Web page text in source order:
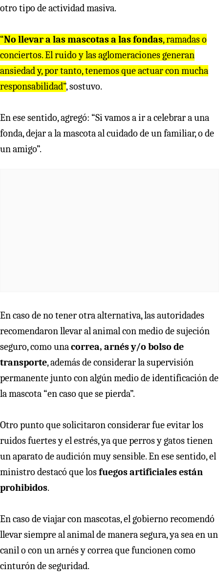
otro tipo de actividad masiva.
“No llevar a las mascotas a las fondas, ramadas o
conciertos. El ruido y las aglomeraciones generan
ansiedad y, por tanto, tenemos que actuar con mucha
responsabilidad”, sostuvo.
En ese sentido, agregó: “Si vamos a ir a celebrar a una
fonda, dejar a la mascota al cuidado de un familiar, o de
un amigo”.
En caso de no tener otra alternativa, las autoridades
recomendaron llevar al animal con medio de sujeción
seguro, como unacorrea, arnés y/o bolso de
transporte, además de considerar la supervisión
permanente junto con algún medio de identificación de
la mascota “en caso que se pierda”.
Otro punto que solicitaron considerar fueevitar los
ruidos fuertes y el estrés, ya que perros y gatos tienen
un aparato de audición muy sensible. En ese sentido, el
ministro destacó que losfuegos artificiales están
prohibidos.
En caso de viajar con mascotas, el gobierno recomendó
llevar siempre al animal de manera segura, ya sea en un
canil o con un arnés y correa que funcionen como
cinturón de seguridad.